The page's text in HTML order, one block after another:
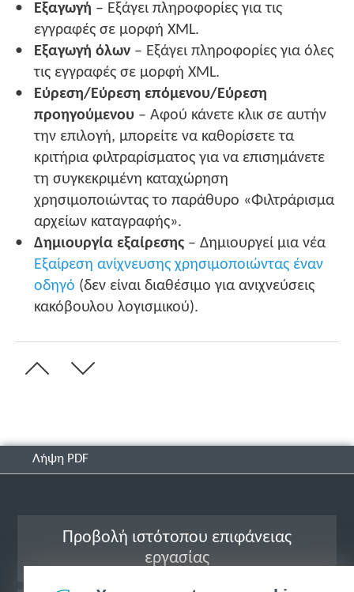
Εξαγωγή – Εξάγει πληροφορίες για τις
εγγραφές σε μορφή XML.
Εξαγωγή όλων – Εξάγει πληροφορίες για όλες
τις εγγραφές σε μορφή XML.
Εύρεση/Εύρεση επόμενου/Εύρεση
προηγούμενου – Αφού κάνετε κλικ σε αυτήν
την επιλογή, μπορείτε να καθορίσετε τα
κριτήρια φιλτραρίσματος για να επισημάνετε
τη συγκεκριμένη καταχώρηση
χρησιμοποιώντας το παράθυρο «Φιλτράρισμα
αρχείων καταγραφής».
Δημιουργία εξαίρεσης – Δημιουργεί μια νέα
Εξαίρεση ανίχνευσης χρησιμοποιώντας έναν
οδηγό (δεν είναι διαθέσιμο για ανιχνεύσεις
κακόβουλου λογισμικού).
Λήψη PDF
Προβολή ιστότοπου επιφάνειας
εργασίας